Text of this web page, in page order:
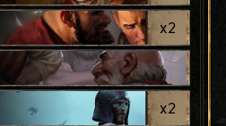
x2
x2